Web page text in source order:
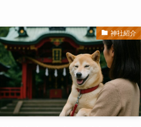
神社紹介